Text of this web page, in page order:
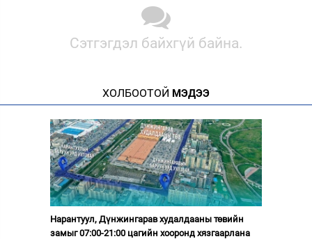
Сэтгэгдэл байхгүй байна.
ХОЛБООТОЙ МЭДЭЭ
Нарантуул, Дүнжингарав худалдааны төвийн
замыг 07:00-21:00 цагийн хооронд хязгаарлана